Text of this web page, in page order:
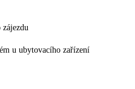
u ubytovacího zařízení